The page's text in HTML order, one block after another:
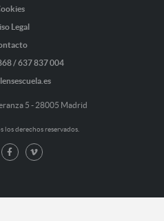
Legal
/ 637 837 004
5 - 28005 Madrid
los derechos reservados.